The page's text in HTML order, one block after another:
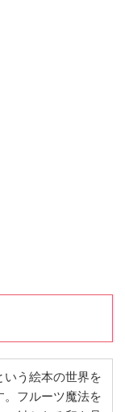
いう絵本の世界を
。フルーツ魔法を